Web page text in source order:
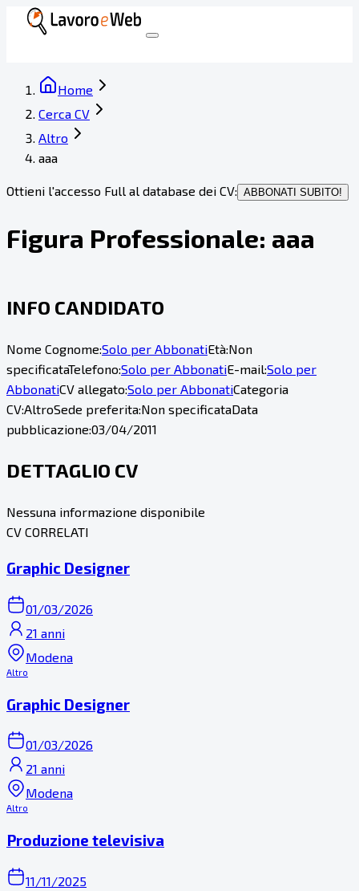
Home
Cerca CV
Altro
aaa
Ottieni l'accesso Full al database dei CV: ABBONATI SUBITO!
Figura Professionale: aaa
INFO CANDIDATO
Nome Cognome:Solo per AbbonatiEtà:Non
specificataTelefono:Solo per AbbonatiE-mail:Solo per
AbbonatiCV allegato:Solo per AbbonatiCategoria
CV:AltroSede preferita:Non specificataData
pubblicazione:03/04/2011
DETTAGLIO CV
Nessuna informazione disponibile
CV CORRELATI
Graphic Designer
01/03/2026
21 anni
Modena
Altro
Graphic Designer
01/03/2026
21 anni
Modena
Altro
Produzione televisiva
11/11/2025